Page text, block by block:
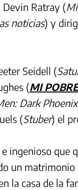
Devin Ratray (
noticias) y
Seidell (
(MI
Dark Phoenix
(Stuber) el
ingenioso que
un
la casa de la